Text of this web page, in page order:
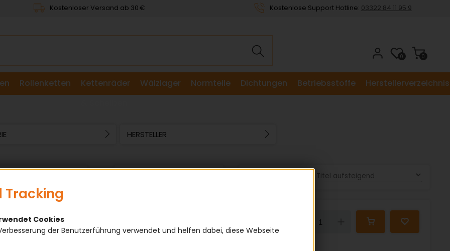
Kostenloser Versand ab 30 € Kostenlose Support Hotline: 03322 84 11 95 9
0
0
Rollenketten
Kettenräder
Wälzlager Normteile Dichtungen Betriebsstoffe Herstellerverzeichnis
HERSTELLER
BERNARD LOISIRS 120302
inkl. 19% MwSt. zzgl.
Down
Tracking
Cookies
der Benutzerführung verwendet und helfen dabei, diese Webseite